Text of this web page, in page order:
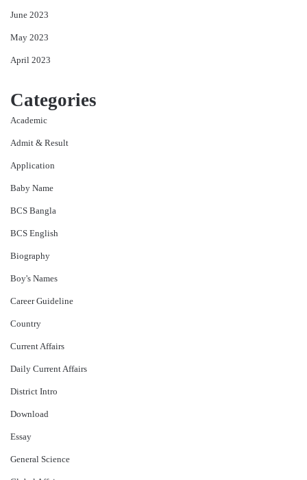
June 2023
May 2023
April 2023
Categories
Academic
Admit & Result
Application
Baby Name
BCS Bangla
BCS English
Biography
Boy's Names
Career Guideline
Country
Current Affairs
Daily Current Affairs
District Intro
Download
Essay
General Science